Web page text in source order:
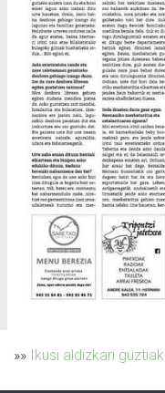
»» Ikusi aldizkari guztiak